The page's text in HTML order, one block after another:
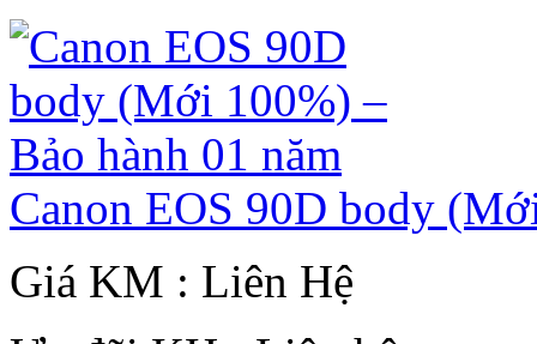
Canon EOS 90D body
Giá KM : Liên Hệ